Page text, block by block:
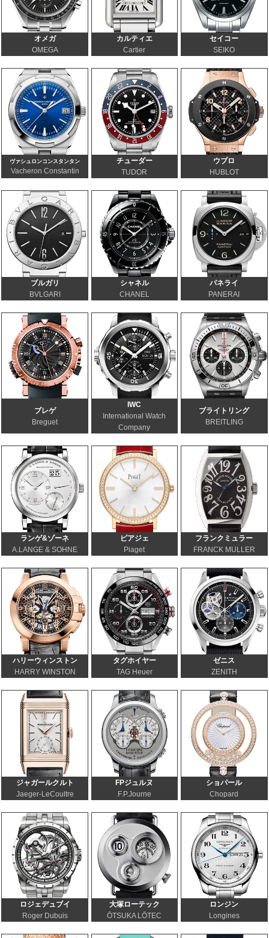
オメガ
OMEGA
カルティエ
Cartier
セイコー
SEIKO
ヴァシュロンコンスタンタン
Vacheron Constantin
チューダー
TUDOR
ウブロ
HUBLOT
ブルガリ
BVLGARI
シャネル
CHANEL
パネライ
PANERAI
ブレゲ
Breguet
IWC
International Watch
Company
ブライトリング
BREITLING
ランゲ&ゾーネ
A.LANGE & SOHNE
ピアジェ
Piaget
フランクミュラー
FRANCK MULLER
ハリーウィンストン
HARRY WINSTON
タグホイヤー
TAG Heuer
ゼニス
ZENITH
ジャガールクルト
Jaeger-LeCoultre
FPジュルヌ
F.P.Journe
ショパール
Chopard
ロジェデュブイ
Roger Dubuis
大塚ローテック
ŌTSUKA LŌTEC
ロンジン
Longines